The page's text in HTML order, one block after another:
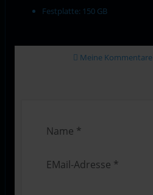
Festplatte: 150 GB
Meine Kommentare